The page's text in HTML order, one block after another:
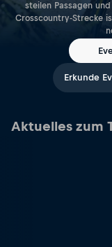
steilen Passagen
Crosscountry-Strecke
Erkunde
Aktuelles zum